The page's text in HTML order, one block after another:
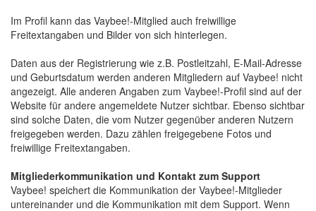
Im Profil kann das Vaybee!-Mitglied auch freiwillige
Freitextangaben und Bilder von sich hinterlegen.
Daten aus der Registrierung wie z.B. Postleitzahl, E-Mail-Adresse
und Geburtsdatum werden anderen Mitgliedern auf Vaybee! nicht
angezeigt. Alle anderen Angaben zum Vaybee!-Profil sind auf der
Website für andere angemeldete Nutzer sichtbar. Ebenso sichtbar
sind solche Daten, die vom Nutzer gegenüber anderen Nutzern
freigegeben werden. Dazu zählen freigegebene Fotos und
freiwillige Freitextangaben.
Mitgliederkommunikation und Kontakt zum Support
Vaybee! speichert die Kommunikation der Vaybee!-Mitglieder
untereinander und die Kommunikation mit dem Support. Wenn